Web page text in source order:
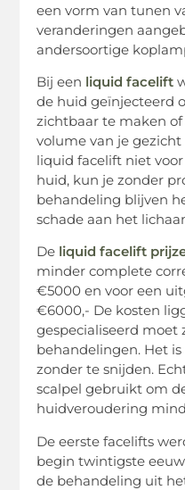
een vorm van tunen
veranderingen
andersoortige
Bij een liquid facelift
de huid geïnjecteerd
zichtbaar te maken
volume van je
liquid facelift niet
huid, kun je zonder
behandeling blijven
schade aan het
De liquid facelift
minder complete
€5000 en voor een
€6000,- De kosten
gespecialiseerd moet
behandelingen. Het
zonder te snijden.
scalpel gebruikt om
huidveroudering
De eerste facelifts
begin twintigste
de behandeling uit